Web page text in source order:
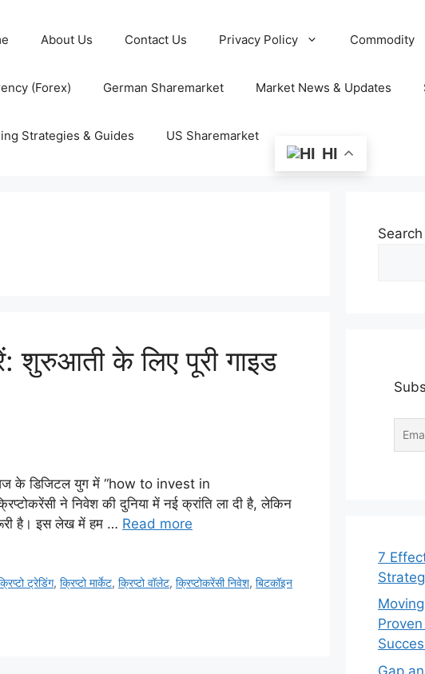
About Us Contact Us Privacy Policy Commodity
(Forex) German Sharemarket Market News & Updates
Strategies & Guides US Sharemarket
HI
शुरुआती के लिए पूरी गाइड
के डिजिटल युग में “how to invest in
ने निवेश की दुनिया में नई क्रांति ला दी है, लेकिन
है। इस लेख में हम … Read more
ट्रेडिंग,क्रिप्टो मार्केट,क्रिप्टो वॉलेट,क्रिप्टोकरेंसी निवेश,बिटकॉइन
Search
7
Gap